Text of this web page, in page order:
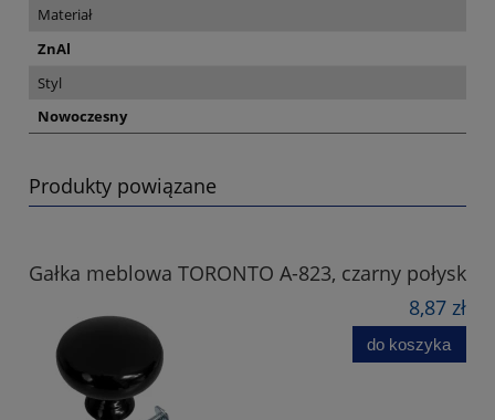
Materiał
ZnAl
Styl
Nowoczesny
Produkty powiązane
Gałka meblowa TORONTO A-823, czarny połysk
8,87 zł
do koszyka